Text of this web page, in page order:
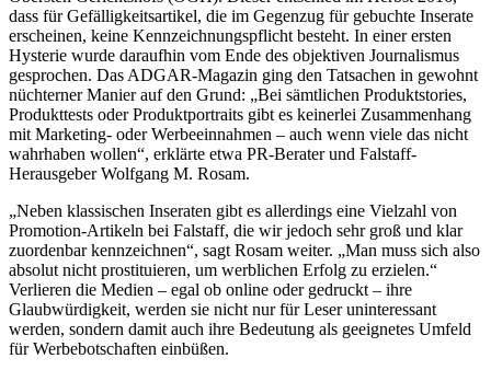
dass für Gefälligkeitsartikel, die im Gegenzug für gebuchte Inserate
erscheinen, keine Kennzeichnungspflicht besteht. In einer ersten
Hysterie wurde daraufhin vom Ende des objektiven Journalismus
gesprochen. Das ADGAR-Magazin ging den Tatsachen in gewohnt
nüchterner Manier auf den Grund: „Bei sämtlichen Produktstories,
Produkttests oder Produktportraits gibt es keinerlei Zusammenhang
mit Marketing- oder Werbeeinnahmen – auch wenn viele das nicht
wahrhaben wollen“, erklärte etwa PR-Berater und Falstaff-
Herausgeber Wolfgang M. Rosam.
„Neben klassischen Inseraten gibt es allerdings eine Vielzahl von
Promotion-Artikeln bei Falstaff, die wir jedoch sehr groß und klar
zuordenbar kennzeichnen“, sagt Rosam weiter. „Man muss sich also
absolut nicht prostituieren, um werblichen Erfolg zu erzielen.“
Verlieren die Medien – egal ob online oder gedruckt – ihre
Glaubwürdigkeit, werden sie nicht nur für Leser uninteressant
werden, sondern damit auch ihre Bedeutung als geeignetes Umfeld
für Werbebotschaften einbüßen.